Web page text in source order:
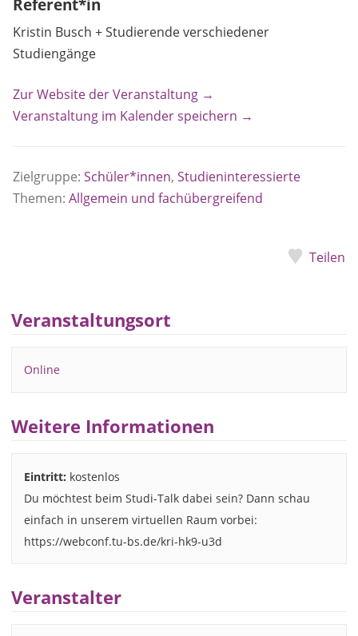
Referent*in
Kristin Busch + Studierende verschiedener
Studiengänge
Zur Website der Veranstaltung →
Veranstaltung im Kalender speichern →
Zielgruppe: Schüler*innen, Studieninteressierte
Themen: Allgemein und fachübergreifend
Teilen
Veranstaltungsort
Online
Weitere Informationen
Eintritt: kostenlos
Du möchtest beim Studi-Talk dabei sein? Dann schau
einfach in unserem virtuellen Raum vorbei:
https://webconf.tu-bs.de/kri-hk9-u3d
Veranstalter